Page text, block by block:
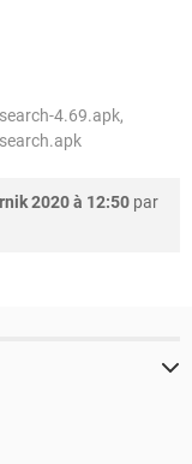
4.69.apk,
2020 à 12:50 par